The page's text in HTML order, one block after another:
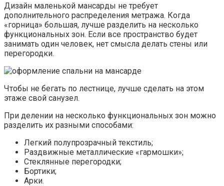
Дизайн маленькой мансарды не требует
дополнительного распределения метража. Когда
«горница» большая, лучше разделить на несколько
функциональных зон. Если все пространство будет
занимать один человек, нет смысла делать стены или
перегородки.
Чтобы не бегать по лестнице, лучше сделать на этом
этаже свой санузел.
При делении на несколько функциональных зон можно
разделить их разными способами:
Легкий полупрозрачный текстиль;
Раздвижные металлические «гармошки»;
Стеклянные перегородки;
Бортики;
Арки.